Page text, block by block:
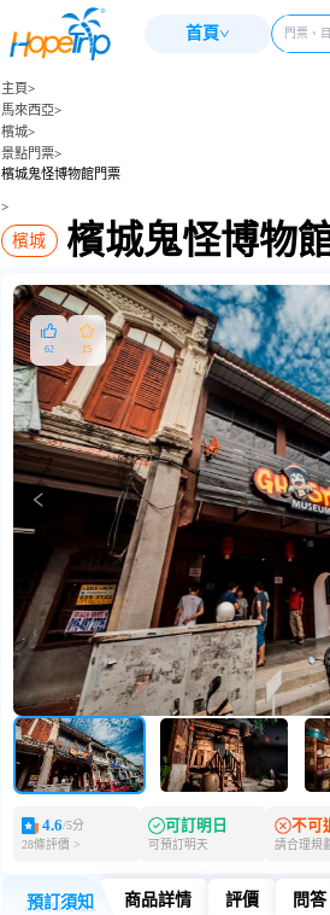
首頁
主頁>
馬來西亞>
檳城>
景點門票>
檳城鬼怪博物館門票
>
檳城 檳城鬼怪博物
62 15
4.6/5分
28條評價 >
可訂明日
可預訂明天
不可
請合理規
預訂須知 商品詳情 評價 問答